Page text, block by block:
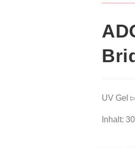
UV Gel
Inhalt: